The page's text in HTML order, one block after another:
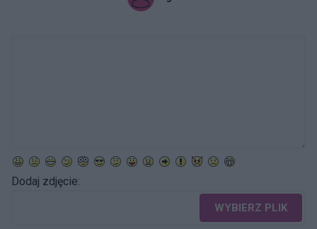
Dodaj zdjęcie:
WYBIERZ PLIK